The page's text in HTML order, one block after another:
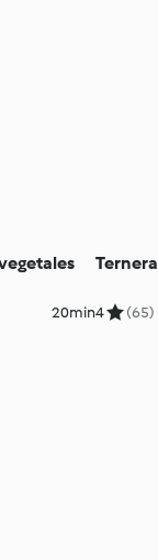
20min4 (65)